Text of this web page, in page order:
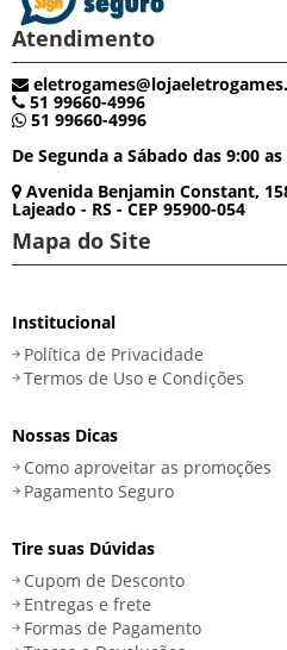
Atendimento
51 99660-4996
51 99660-4996
De Segunda a Sábado das 9:00 as
Avenida Benjamin Constant,
Lajeado - RS - CEP 95900-054
Mapa do Site
Institucional
Política de Privacidade
Termos de Uso e Condições
Nossas Dicas
Como aproveitar as promoções
Pagamento Seguro
Tire suas Dúvidas
Cupom de Desconto
Entregas e frete
Formas de Pagamento